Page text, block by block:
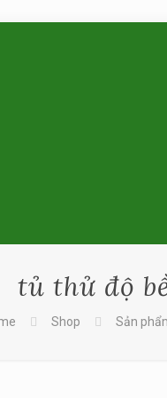
tủ thử độ
Shop Sản